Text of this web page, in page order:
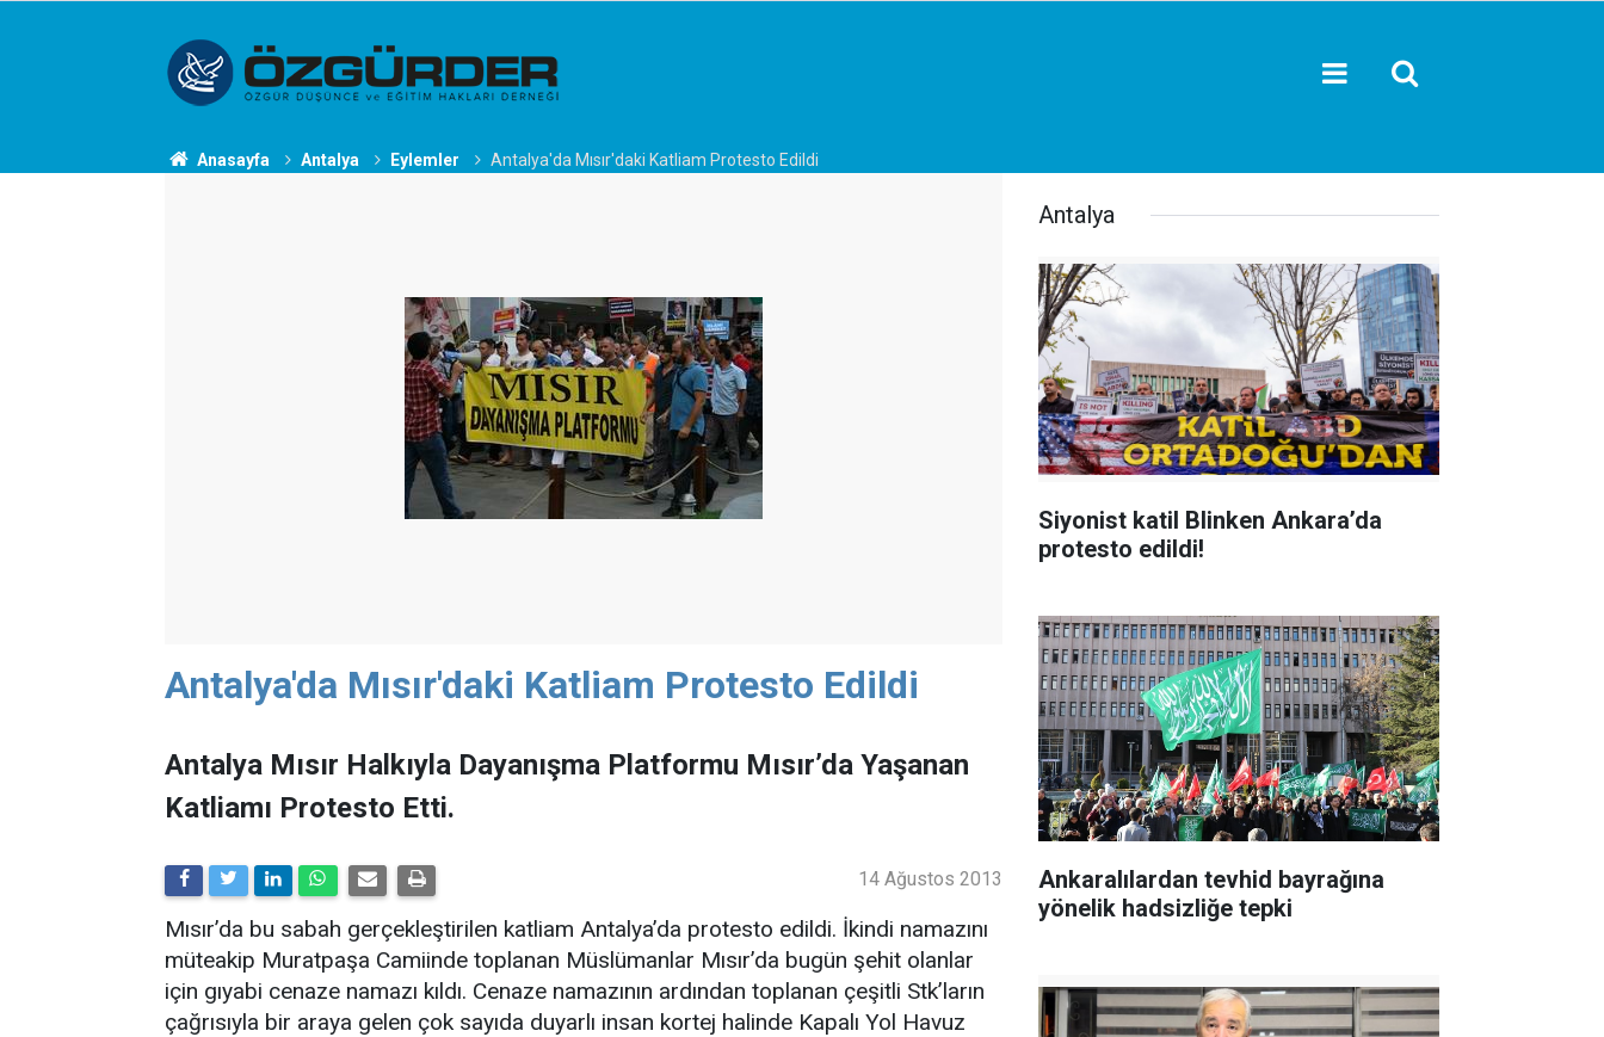
Anasayfa Antalya Eylemler Antalya'da Mısır'daki Katliam Protesto Edildi
Antalya'da Mısır'daki Katliam Protesto Edildi
Antalya Mısır Halkıyla Dayanışma Platformu Mısır’da Yaşanan
Katliamı Protesto Etti.
14 Ağustos 2013
Mısır’da bu sabah gerçekleştirilen katliam Antalya’da protesto edildi. İkindi namazını
müteakip Muratpaşa Camiinde toplanan Müslümanlar Mısır’da bugün şehit olanlar
için gıyabi cenaze namazı kıldı. Cenaze namazının ardından toplanan çeşitli Stk’ların
çağrısıyla bir araya gelen çok sayıda duyarlı insan kortej halinde Kapalı Yol Havuz
Antalya
Siyonist katil Blinken Ankara’da
protesto edildi!
Ankaralılardan tevhid bayrağına
yönelik hadsizliğe tepki